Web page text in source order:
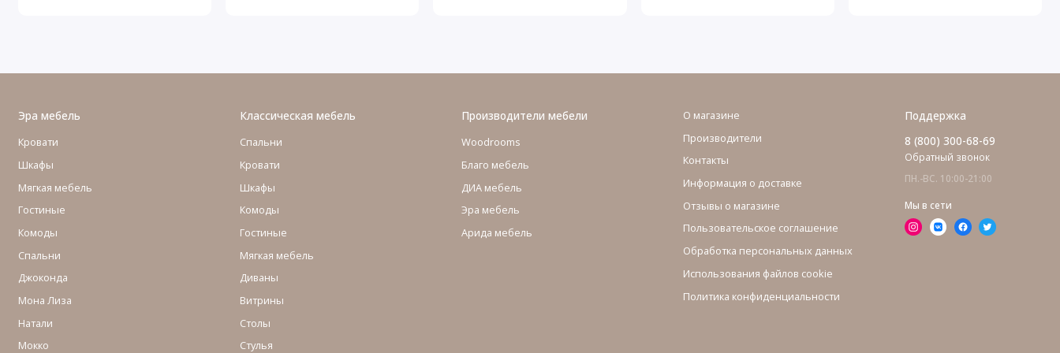
Эра мебель
Кровати
Шкафы
Мягкая мебель
Гостиные
Комоды
Cпальни
Джоконда
Мона Лиза
Натали
Мокко
Классическая мебель
Спальни
Кровати
Шкафы
Комоды
Гостиные
Мягкая мебель
Диваны
Витрины
Столы
Стулья
Производители мебели
Woodrooms
Благо мебель
ДИА мебель
Эра мебель
Арида мебель
О магазине
Производители
Контакты
Информация о доставке
Отзывы о магазине
Пользовательское соглашение
Обработка персональных данных
Использования файлов cookie
Политика конфиденциальности
Поддержка
8 (800) 300-68-69
Обратный звонок
ПН.-ВС. 10:00-21:00
Мы в сети